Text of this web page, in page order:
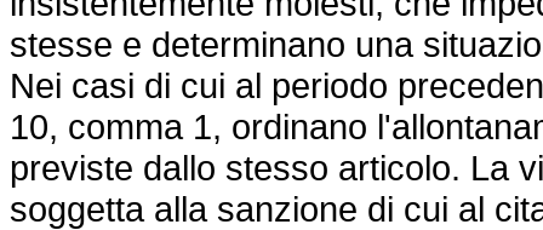
stesse e determinano una
Nei casi di cui al periodo
10, comma 1, ordinano
previste dallo stesso articolo. La
soggetta alla sanzione di cui al